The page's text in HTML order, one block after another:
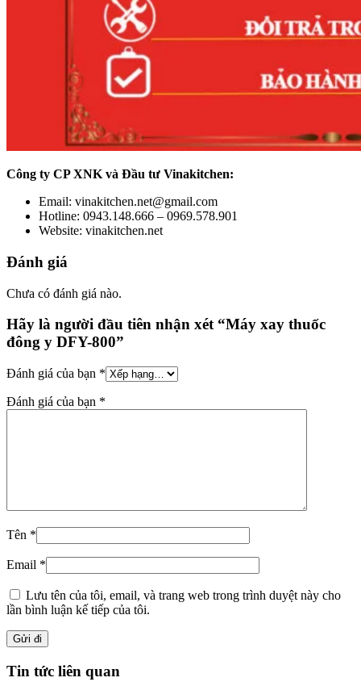
Công ty CP XNK và Đầu tư Vinakitchen:
Email: vinakitchen.net@gmail.com
Hotline: 0943.148.666 – 0969.578.901
Website: vinakitchen.net
Đánh giá
Chưa có đánh giá nào.
Hãy là người đầu tiên nhận xét “Máy xay thuốc
đông y DFY-800”
Đánh giá của bạn *
Đánh giá của bạn *
Tên *
Email *
Lưu tên của tôi, email, và trang web trong trình duyệt này cho
lần bình luận kế tiếp của tôi.
Tin tức liên quan